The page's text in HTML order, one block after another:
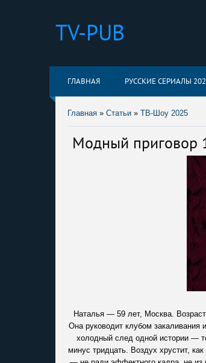
TV-PUB
ГЛАВНАЯ РУССКИЕ СЕРИАЛЫ
Главная » Статьи » ТВ-Шоу 2025
Модный приговор
Наталья — 59 лет, Москва.
Она руководит клубом закаливания
холодный след одной истории —
минус тридцать. Воздух хрустит,